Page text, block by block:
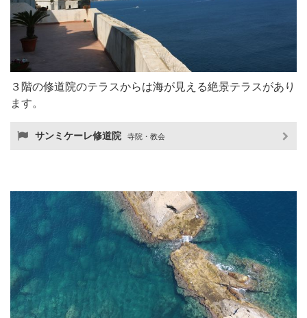
３階の修道院のテラスからは海が見える絶景テラスがあり
ます。
サンミケーレ修道院 寺院・教会